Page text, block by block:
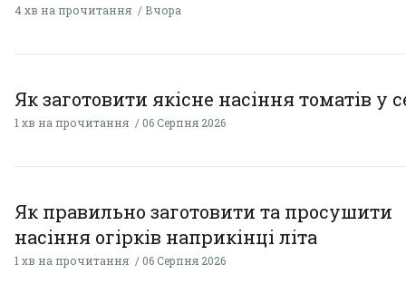
4 хв на прочитання Вчора
Як заготовити якісне насіння томатів у
1 хв на прочитання 06 Серпня 2026
Як правильно заготовити та просушити
насіння огірків наприкінці літа
1 хв на прочитання 06 Серпня 2026